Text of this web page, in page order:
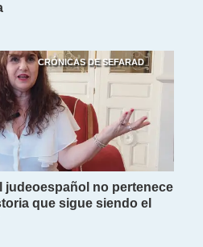
CRÓNICAS DE SEFARAD
judeoespañol no pertenece
que sigue siendo el